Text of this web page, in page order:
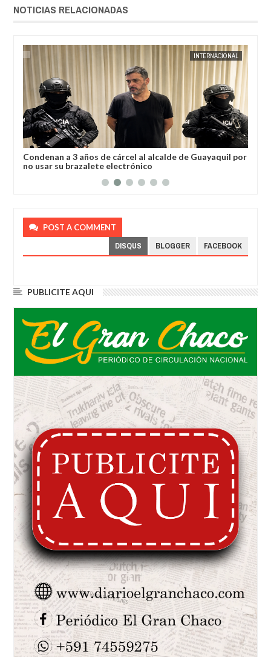
NOTICIAS RELACIONADAS
INTERNACIONAL
Condenan a 3 años de cárcel al alcalde de Guayaquil por
no usar su brazalete electrónico
JORGE
POST A COMMENT
DISQUS BLOGGER FACEBOOK
PUBLICITE AQUI